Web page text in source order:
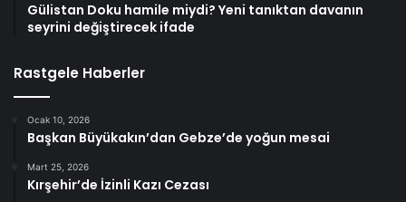
Gülistan Doku hamile miydi? Yeni tanıktan davanın
seyrini değiştirecek ifade
Rastgele Haberler
Ocak 10, 2026
Başkan Büyükakın’dan Gebze’de yoğun mesai
Mart 25, 2026
Kırşehir’de İzinli Kazı Cezası